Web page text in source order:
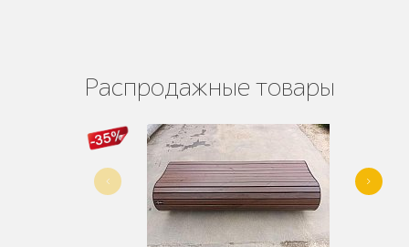
Распродажные товары